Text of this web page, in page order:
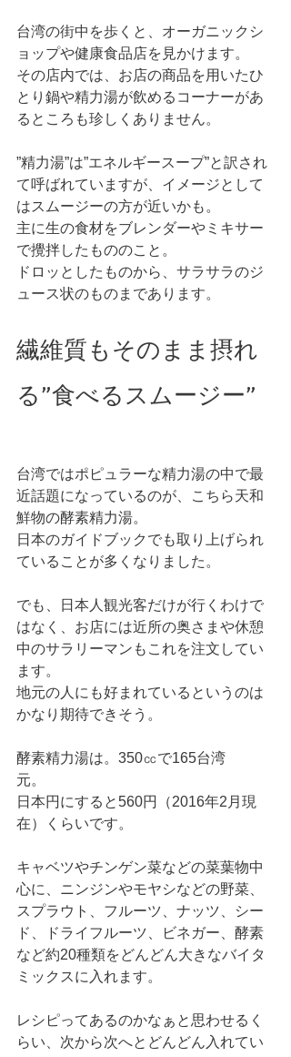
台湾の街中を歩くと、オーガニックシ
ョップや健康食品店を見かけます。
その店内では、お店の商品を用いたひ
とり鍋や精力湯が飲めるコーナーがあ
るところも珍しくありません。
”精力湯”は”エネルギースープ”と訳され
て呼ばれていますが、イメージとして
はスムージーの方が近いかも。
主に生の食材をブレンダーやミキサー
で攪拌したもののこと。
ドロッとしたものから、サラサラのジ
ュース状のものまであります。
繊維質もそのまま摂れ
る”食べるスムージー”
台湾ではポピュラーな精力湯の中で最
近話題になっているのが、こちら天和
鮮物の酵素精力湯。
日本のガイドブックでも取り上げられ
ていることが多くなりました。
でも、日本人観光客だけが行くわけで
はなく、お店には近所の奥さまや休憩
中のサラリーマンもこれを注文してい
ます。
地元の人にも好まれているというのは
かなり期待できそう。
酵素精力湯は。350㏄で165台湾
元。
日本円にすると560円（2016年2月現
在）くらいです。
キャベツやチンゲン菜などの菜葉物中
心に、ニンジンやモヤシなどの野菜、
スプラウト、フルーツ、ナッツ、シー
ド、ドライフルーツ、ビネガー、酵素
など約20種類をどんどん大きなバイタ
ミックスに入れます。
レシピってあるのかなぁと思わせるく
らい、次から次へとどんどん入れてい